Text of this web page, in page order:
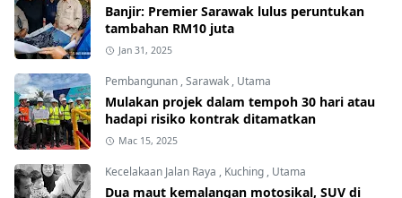
Banjir: Premier Sarawak lulus peruntukan
tambahan RM10 juta
Jan 31, 2025
Pembangunan ,Sarawak , Utama
Mulakan projek dalam tempoh 30 hari atau
hadapi risiko kontrak ditamatkan
Mac 15, 2025
Kecelakaan Jalan Raya , Kuching , Utama
Dua maut kemalangan motosikal, SUV di